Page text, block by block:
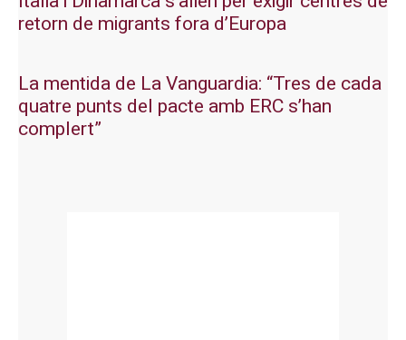
retorn de migrants fora d’Europa
La mentida de La Vanguardia: “Tres de cada
quatre punts del pacte amb ERC s’han
complert”